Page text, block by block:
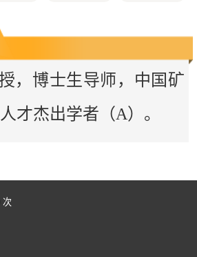
，博士生导师， 中国矿
才杰出学者（A）。
次